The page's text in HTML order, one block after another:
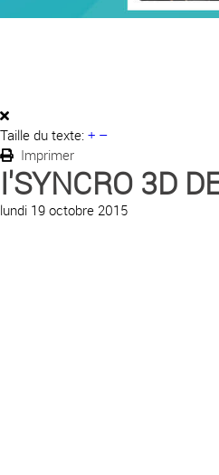
Taille du texte: + –
Imprimer
I'SYNCRO 3D
lundi 19 octobre 2015